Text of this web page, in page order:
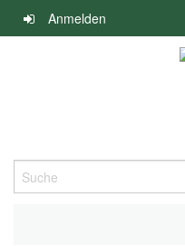
Navigation
überspringen
Anmelden
Suche